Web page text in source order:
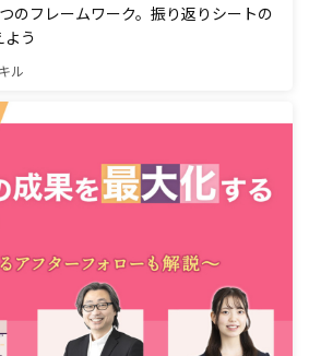
のフレームワーク。振り返りシートの
う
ル